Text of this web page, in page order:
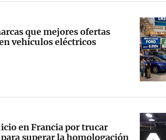
que mejores ofertas
vehículos eléctricos
en Francia por trucar
superar la homologación